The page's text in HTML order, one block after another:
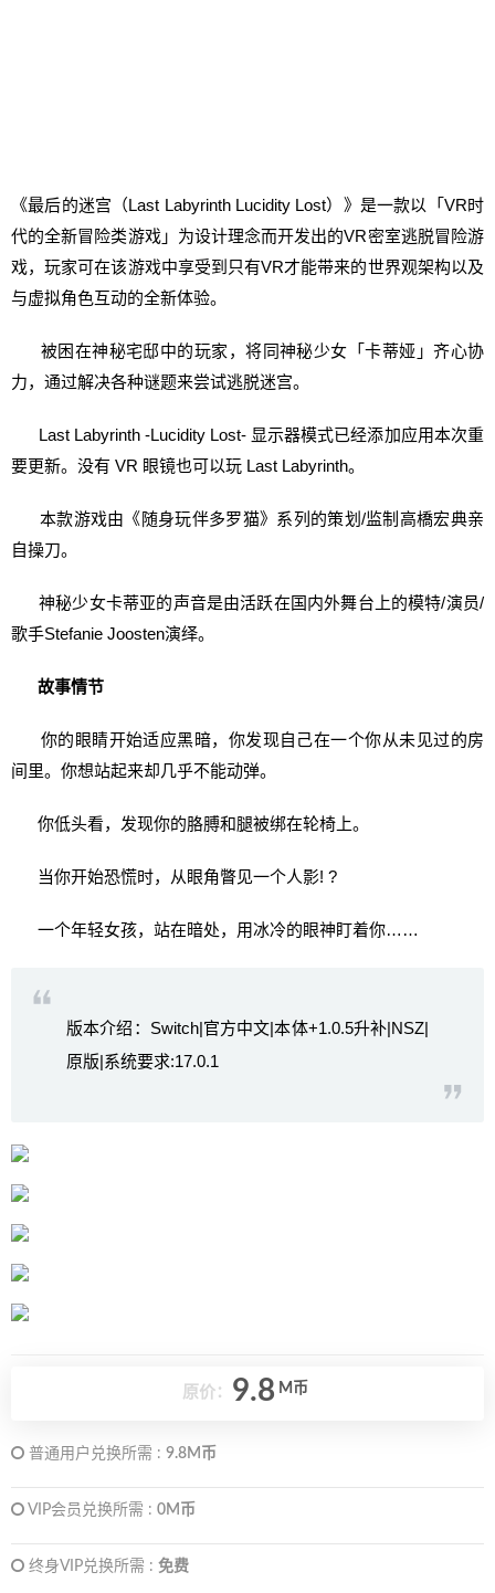
《最后的迷宫（Last Labyrinth Lucidity Lost）》是一款以「VR时
代的全新冒险类游戏」为设计理念而开发出的VR密室逃脱冒险游
戏，玩家可在该游戏中享受到只有VR才能带来的世界观架构以及
与虚拟角色互动的全新体验。
被困在神秘宅邸中的玩家，将同神秘少女「卡蒂娅」齐心协
力，通过解决各种谜题来尝试逃脱迷宫。
Last Labyrinth -Lucidity Lost- 显示器模式已经添加应用本次重
要更新。没有 VR 眼镜也可以玩 Last Labyrinth。
本款游戏由《随身玩伴多罗猫》系列的策划/监制高橋宏典亲
自操刀。
神秘少女卡蒂亚的声音是由活跃在国内外舞台上的模特/演员/
歌手Stefanie Joosten演绎。
故事情节
你的眼睛开始适应黑暗，你发现自己在一个你从未见过的房
间里。你想站起来却几乎不能动弹。
你低头看，发现你的胳膊和腿被绑在轮椅上。
当你开始恐慌时，从眼角瞥见一个人影! ?
一个年轻女孩，站在暗处，用冰冷的眼神盯着你……
版本介绍：Switch|官方中文|本体+1.0.5升补|NSZ|
原版|系统要求:17.0.1
原价： 9.8 M币
普通用户兑换所需 : 9.8M币
VIP会员兑换所需 : 0M币
终身VIP兑换所需 : 免费